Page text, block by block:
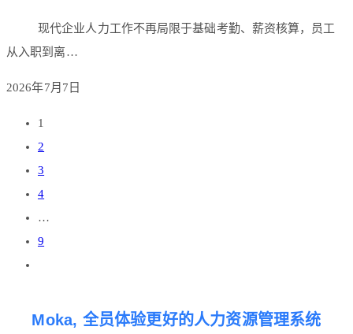
现代企业人力工作不再局限于基础考勤、薪资核算，员工
从入职到离…
2026年7月7日
1
2
3
4
…
9
Moka, 全员体验更好的人力资源管理系统